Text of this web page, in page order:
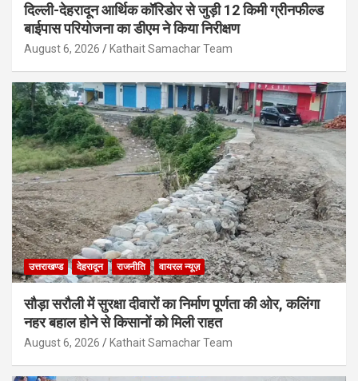
दिल्ली-देहरादून आर्थिक कॉरिडोर से जुड़ी 12 किमी ग्रीनफील्ड
बाईपास परियोजना का डीएम ने किया निरीक्षण
August 6, 2026 Kathait Samachar Team
उत्तराखण्ड देहरादून राजनीति वायरल न्यूज़
सौड़ा सरौली में सुरक्षा दीवारों का निर्माण पूर्णता की ओर, कलिंगा
नहर बहाल होने से किसानों को मिली राहत
August 6, 2026 Kathait Samachar Team